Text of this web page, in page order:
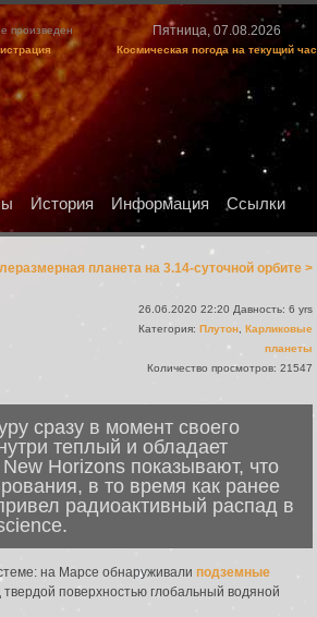
Пятница, 07.08.2026
Космическая погода на текущий час
произведен
История Информация Ссылки
планета на 3.14-суточной орбите >
26.06.2020 22:20 Давность: 6 yrs
Категория: Плутон Карликовые
планеты
Количество просмотров: 21547
сразу в момент своего
теплый и обладает
Horizons показывают, что
в то время как ранее
радиоактивный распад в
на Марсе обнаруживали подземные
поверхностью глобальный водяной